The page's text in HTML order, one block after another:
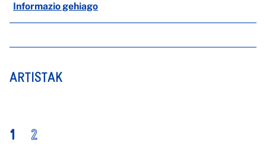
Informazio gehiago
ARTISTAK
1 2